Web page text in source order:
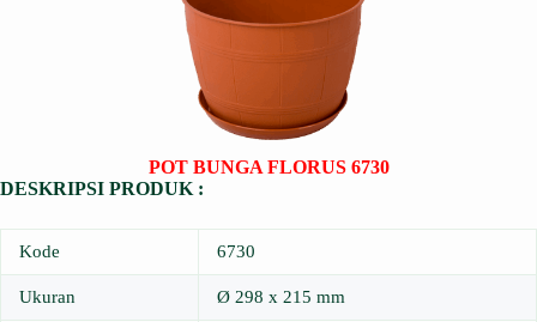
POT BUNGA FLORUS 6730
DESKRIPSI PRODUK :
Kode 6730
Ukuran Ø 298 x 215 mm